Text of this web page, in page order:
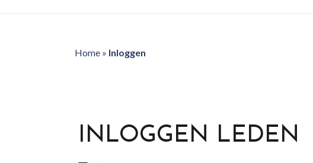
Home» Inloggen
INLOGGEN LEDEN